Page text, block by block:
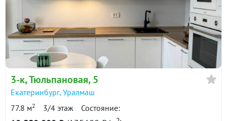
3-к, Тюльпановая, 5
Екатеринбург, Уралмаш
77.8 м2 3/4 этаж Состояние: